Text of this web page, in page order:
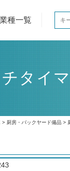
業種一覧
タイ
> 厨房・バックヤード備品 >